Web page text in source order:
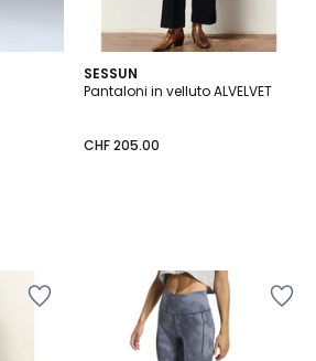
SESSUN
Pantaloni in velluto ALVELVET
CHF 205.00